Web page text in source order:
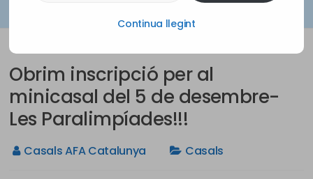
Menu
Obrim inscripció per al
minicasal del 5 de desembre-
Les Paralimpíades!!!
Casals AFA Catalunya Casals
Continua llegint